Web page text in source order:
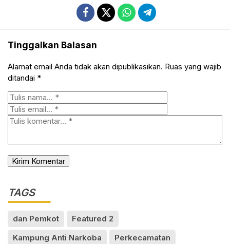
Tinggalkan Balasan
Alamat email Anda tidak akan dipublikasikan. Ruas yang wajib
ditandai *
TAGS
dan Pemkot
Featured 2
Kampung Anti Narkoba
Perkecamatan